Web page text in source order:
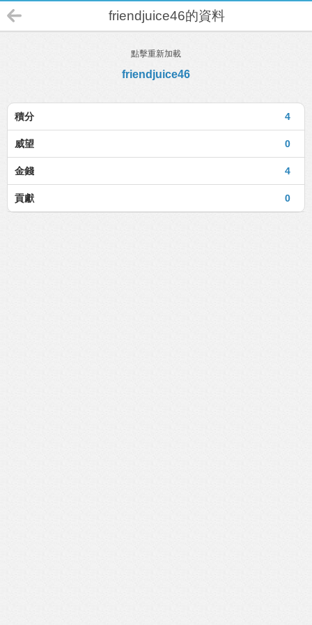
friendjuice46的資料
點擊重新加載
friendjuice46
4
積分
0
威望
4
金錢
0
貢獻